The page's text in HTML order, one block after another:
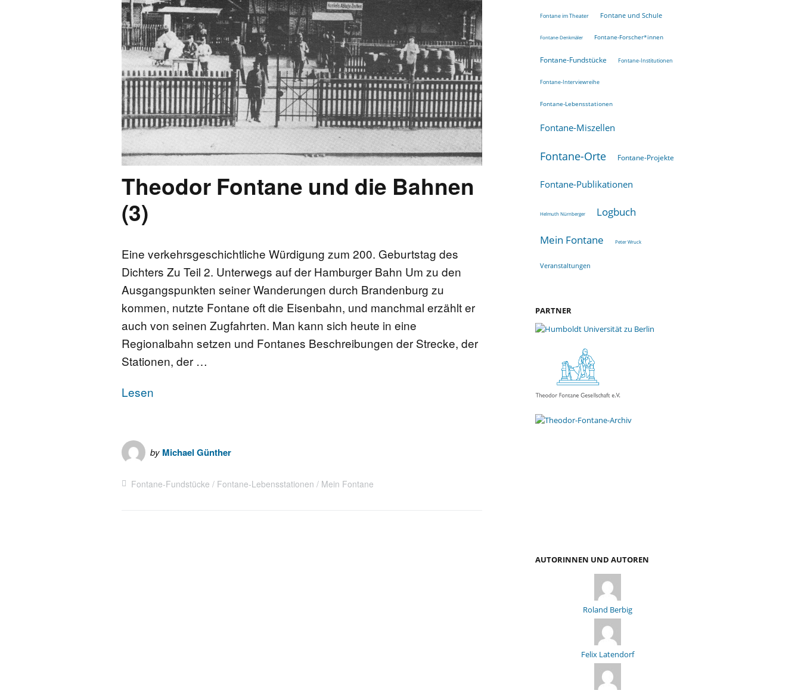
FONTANE-INSTITUTIONEN
FONTANE-
LEBENSSTATIONEN
FONTANE-ORTE
FONTANE-PROJEKTE
Theodor Fontane und die Bahnen
(3)
Eine verkehrsgeschichtliche Würdigung zum 200. Geburtstag des
Dichters Zu Teil 2. Unterwegs auf der Hamburger Bahn Um zu den
Ausgangspunkten seiner Wanderungen durch Brandenburg zu
kommen, nutzte Fontane oft die Eisenbahn, und manchmal erzählt er
auch von seinen Zugfahrten. Man kann sich heute in eine
Regionalbahn setzen und Fontanes Beschreibungen der Strecke, der
Stationen, der …
Lesen
by Michael Günther
Fontane-Fundstücke Fontane-Lebensstationen Mein Fontane
Fontane im Theater Fontane und Schule
Fontane-Denkmäler Fontane-Forscher*innen
Fontane-Fundstücke Fontane-Institutionen
Fontane-Interviewreihe
Fontane-Lebensstationen
Fontane-Miszellen
Fontane-Orte Fontane-Projekte
Fontane-Publikationen
Helmuth Nürnberger Logbuch
Mein Fontane Peter Wruck
Veranstaltungen
PARTNER
AUTORINNEN UND AUTOREN
Roland Berbig
Felix Latendorf